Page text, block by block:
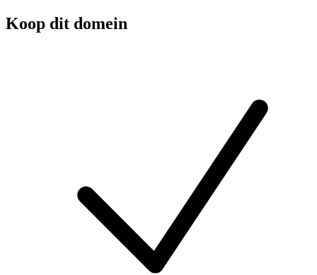
Koop dit domein